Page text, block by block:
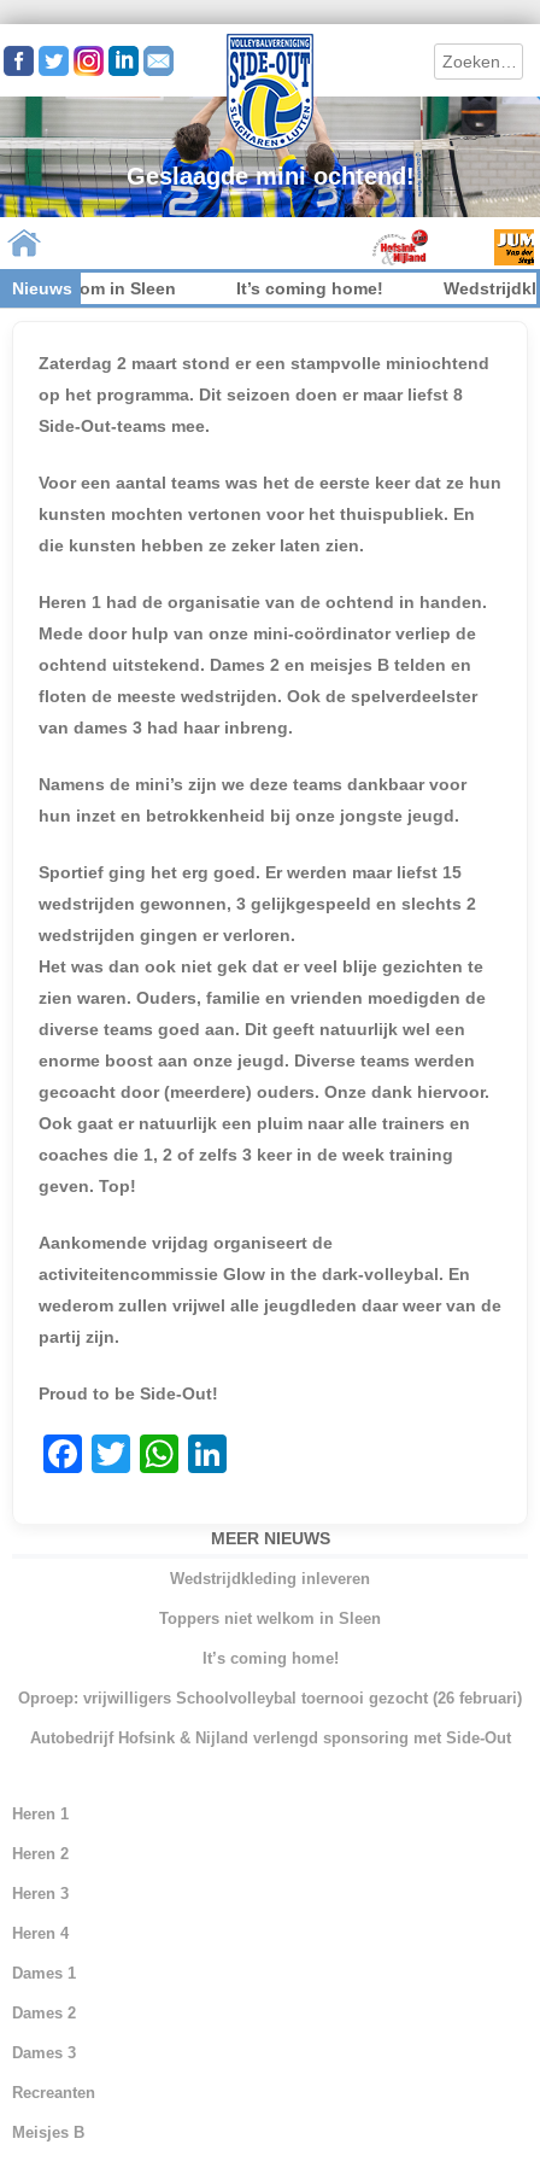
Search
Geslaagde mini ochtend!
Nieuws
welkom in Sleen It’s coming home!
Zaterdag 2 maart stond er een stampvolle miniochtend
op het programma. Dit seizoen doen er maar liefst 8
Side-Out-teams mee.
Voor een aantal teams was het de eerste keer dat ze hun
kunsten mochten vertonen voor het thuispubliek. En
die kunsten hebben ze zeker laten zien.
Heren 1 had de organisatie van de ochtend in handen.
Mede door hulp van onze mini-coördinator verliep de
ochtend uitstekend. Dames 2 en meisjes B telden en
floten de meeste wedstrijden. Ook de spelverdeelster
van dames 3 had haar inbreng.
Namens de mini’s zijn we deze teams dankbaar voor
hun inzet en betrokkenheid bij onze jongste jeugd.
Sportief ging het erg goed. Er werden maar liefst 15
wedstrijden gewonnen, 3 gelijkgespeeld en slechts 2
wedstrijden gingen er verloren.
Het was dan ook niet gek dat er veel blije gezichten te
zien waren. Ouders, familie en vrienden moedigden de
diverse teams goed aan. Dit geeft natuurlijk wel een
enorme boost aan onze jeugd. Diverse teams werden
gecoacht door (meerdere) ouders. Onze dank hiervoor.
Ook gaat er natuurlijk een pluim naar alle trainers en
coaches die 1, 2 of zelfs 3 keer in de week training
geven. Top!
Aankomende vrijdag organiseert de
activiteitencommissie Glow in the dark-volleybal. En
wederom zullen vrijwel alle jeugdleden daar weer van de
partij zijn.
Proud to be Side-Out!
F
o
k
T
W
at
s
A
p
k
e
dI
n
MEER NIEUWS
Wedstrijdkleding inleveren
Toppers niet welkom in Sleen
It’s coming home!
Oproep: vrijwilligers Schoolvolleybal toernooi gezocht (26 februari)
Autobedrijf Hofsink & Nijland verlengd sponsoring met Side-Out
Heren 1
Heren 2
Heren 3
Heren 4
Dames 1
Dames 2
Dames 3
Recreanten
Meisjes B